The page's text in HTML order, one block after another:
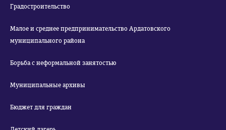
Градостроительство
Малое и среднее предпринимательство Ардатовского
муниципального района
Борьба с неформальной занятостью
Муниципальные архивы
Бюджет для граждан